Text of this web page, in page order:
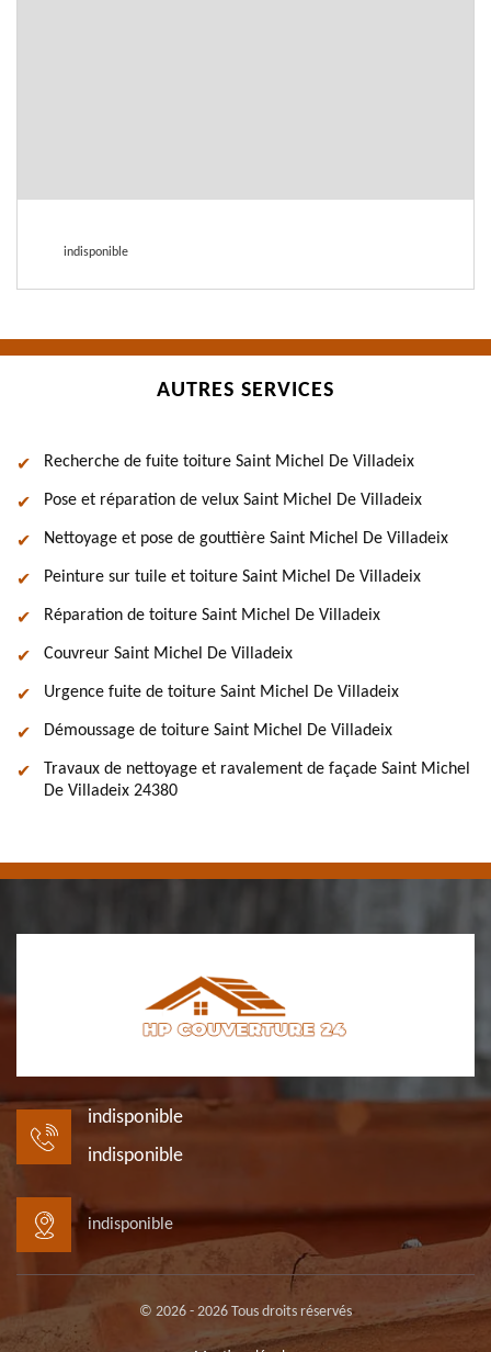
indisponible
AUTRES SERVICES
Recherche de fuite toiture Saint Michel De Villadeix
Pose et réparation de velux Saint Michel De Villadeix
Nettoyage et pose de gouttière Saint Michel De Villadeix
Peinture sur tuile et toiture Saint Michel De Villadeix
Réparation de toiture Saint Michel De Villadeix
Couvreur Saint Michel De Villadeix
Urgence fuite de toiture Saint Michel De Villadeix
Démoussage de toiture Saint Michel De Villadeix
Travaux de nettoyage et ravalement de façade Saint Michel
De Villadeix 24380
indisponible
indisponible
indisponible
© 2026 - 2026 Tous droits réservés